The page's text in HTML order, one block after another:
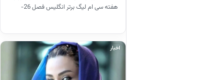
هفته سی ام لیگ برتر انگلیس فصل 26-
اخبار